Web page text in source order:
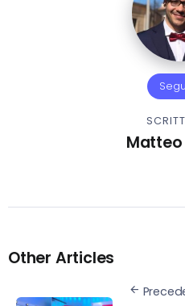
Other Articles